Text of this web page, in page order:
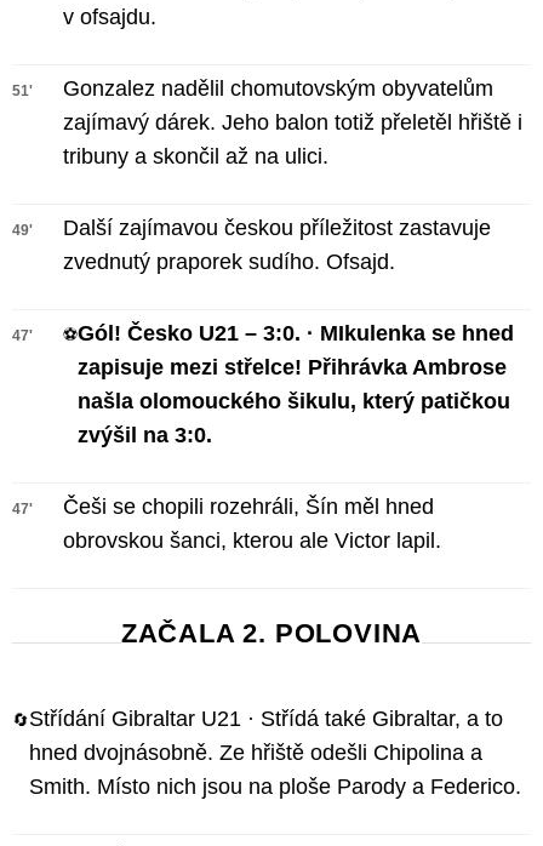
v ofsajdu.
51'
Gonzalez nadělil chomutovským obyvatelům
zajímavý dárek. Jeho balon totiž přeletěl hřiště i
tribuny a skončil až na ulici.
49'
Další zajímavou českou příležitost zastavuje
zvednutý praporek sudího. Ofsajd.
47' ⚽Gól! Česko U21 – 3:0. · MIkulenka se hned
zapisuje mezi střelce! Přihrávka Ambrose
našla olomouckého šikulu, který patičkou
zvýšil na 3:0.
47'
Češi se chopili rozehráli, Šín měl hned
obrovskou šanci, kterou ale Victor lapil.
ZAČALA 2. POLOVINA
🔄Střídání Gibraltar U21 · Střídá také Gibraltar, a to
hned dvojnásobně. Ze hřiště odešli Chipolina a
Smith. Místo nich jsou na ploše Parody a Federico.